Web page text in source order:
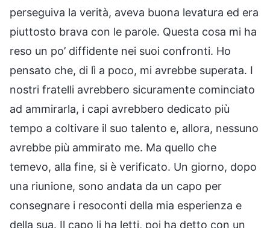
perseguiva la verità, aveva buona levatura ed era
piuttosto brava con le parole. Questa cosa mi ha
reso un po’ diffidente nei suoi confronti. Ho
pensato che, di lì a poco, mi avrebbe superata. I
nostri fratelli avrebbero sicuramente cominciato
ad ammirarla, i capi avrebbero dedicato più
tempo a coltivare il suo talento e, allora, nessuno
avrebbe più ammirato me. Ma quello che
temevo, alla fine, si è verificato. Un giorno, dopo
una riunione, sono andata da un capo per
consegnare i resoconti della mia esperienza e
della sua. Il capo li ha letti, poi ha detto con un